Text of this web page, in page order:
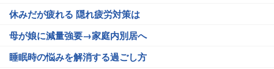
休みだが疲れる 隠れ疲労対策は
母が娘に減量強要→家庭内別居へ
睡眠時の悩みを解消する過ごし方